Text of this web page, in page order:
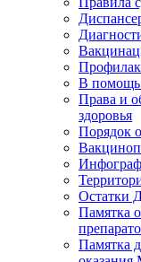
В помощь
Права и
здоровья
Порядок
Остатки
Памятка
Памятка